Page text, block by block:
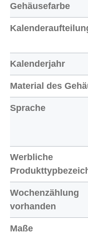
Gehäusefarbe
Kalenderjahr
Material des
Sprache
Werbliche
Wochenzählung
vorhanden
Maße